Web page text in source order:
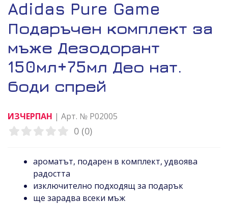
Adidas Pure Game
Подаръчен комплект за
мъже Дезодорант
150мл+75мл Део нат.
боди спрей
ИЗЧЕРПАН | Арт. № P02005
0 (0)
ароматът, подарен в комплект, удвоява
радостта
изключително подходящ за подарък
ще зарадва всеки мъж